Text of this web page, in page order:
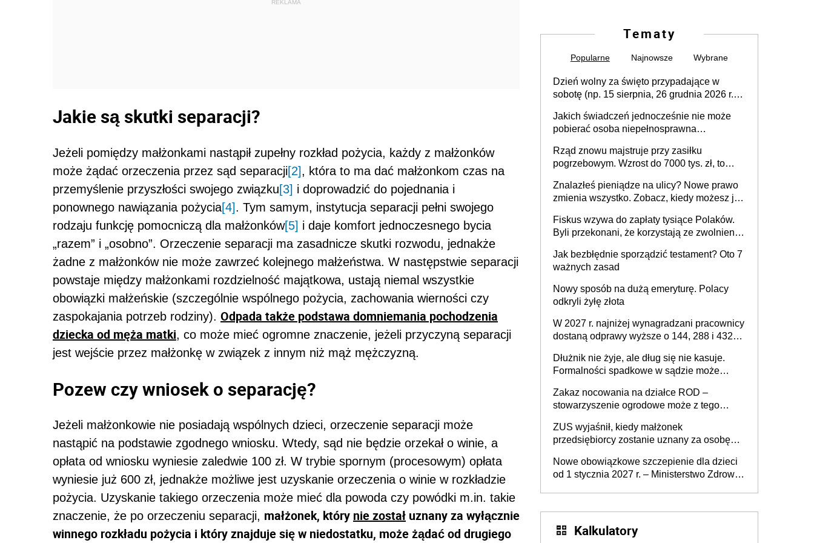
REKLAMA
Jakie są skutki separacji?
Jeżeli pomiędzy małżonkami nastąpił zupełny rozkład pożycia, każdy z małżonków
może żądać orzeczenia przez sąd separacji[2], która to ma dać małżonkom czas na
przemyślenie przyszłości swojego związku[3] i doprowadzić do pojednania i
ponownego nawiązania pożycia[4]. Tym samym, instytucja separacji pełni swojego
rodzaju funkcję pomocniczą dla małżonków[5] i daje komfort jednoczesnego bycia
„razem” i „osobno”. Orzeczenie separacji ma zasadnicze skutki rozwodu, jednakże
żadne z małżonków nie może zawrzeć kolejnego małżeństwa. W następstwie separacji
powstaje między małżonkami rozdzielność majątkowa, ustają niemal wszystkie
obowiązki małżeńskie (szczególnie wspólnego pożycia, zachowania wierności czy
zaspokajania potrzeb rodziny). Odpada także podstawa domniemania pochodzenia
dziecka od męża matki, co może mieć ogromne znaczenie, jeżeli przyczyną separacji
jest wejście przez małżonkę w związek z innym niż mąż mężczyzną.
Pozew czy wniosek o separację?
Jeżeli małżonkowie nie posiadają wspólnych dzieci, orzeczenie separacji może
nastąpić na podstawie zgodnego wniosku. Wtedy, sąd nie będzie orzekał o winie, a
opłata od wniosku wyniesie zaledwie 100 zł. W trybie spornym (procesowym) opłata
wyniesie już 600 zł, jednakże możliwe jest uzyskanie orzeczenia o winie w rozkładzie
pożycia. Uzyskanie takiego orzeczenia może mieć dla powoda czy powódki m.in. takie
znaczenie, że po orzeczeniu separacji, małżonek, który nie został uznany za wyłącznie
winnego rozkładu pożycia i który znajduje się w niedostatku, może żądać od drugiego
Tematy
Popularne Najnowsze Wybrane
Dzień wolny za święto przypadające w
sobotę (np. 15 sierpnia, 26 grudnia 2026 r.) –
pracodawcy (sektor prywatny i administracja
publiczna), najczęstsze pytania
Jakich świadczeń jednocześnie nie może
pobierać osoba niepełnosprawna
Rząd znowu majstruje przy zasiłku
pogrzebowym. Wzrost do 7000 tys. zł, to
Znalazłeś pieniądze na ulicy? Nowe prawo
zmienia wszystko. Zobacz, kiedy możesz je
Fiskus wzywa do zapłaty tysiące Polaków.
Byli przekonani, że korzystają ze zwolnienia
Jak bezbłędnie sporządzić testament? Oto 7
ważnych zasad
Nowy sposób na dużą emeryturę. Polacy
odkryli żyłę złota
W 2027 r. najniżej wynagradzani pracownicy
dostaną odprawy wyższe o 144, 288 i 432
Dłużnik nie żyje, ale dług się nie kasuje.
Formalności spadkowe w sądzie może
zmarłego
Zakaz nocowania na działce ROD –
stowarzyszenie ogrodowe może z tego
działki (wypowiedzieć dzierżawę)?
ZUS wyjaśnił, kiedy małżonek
przedsiębiorcy zostanie uznany za osobę
Nowe obowiązkowe szczepienie dla dzieci
od 1 stycznia 2027 r. – Ministerstwo Zdrowia
Kalkulatory